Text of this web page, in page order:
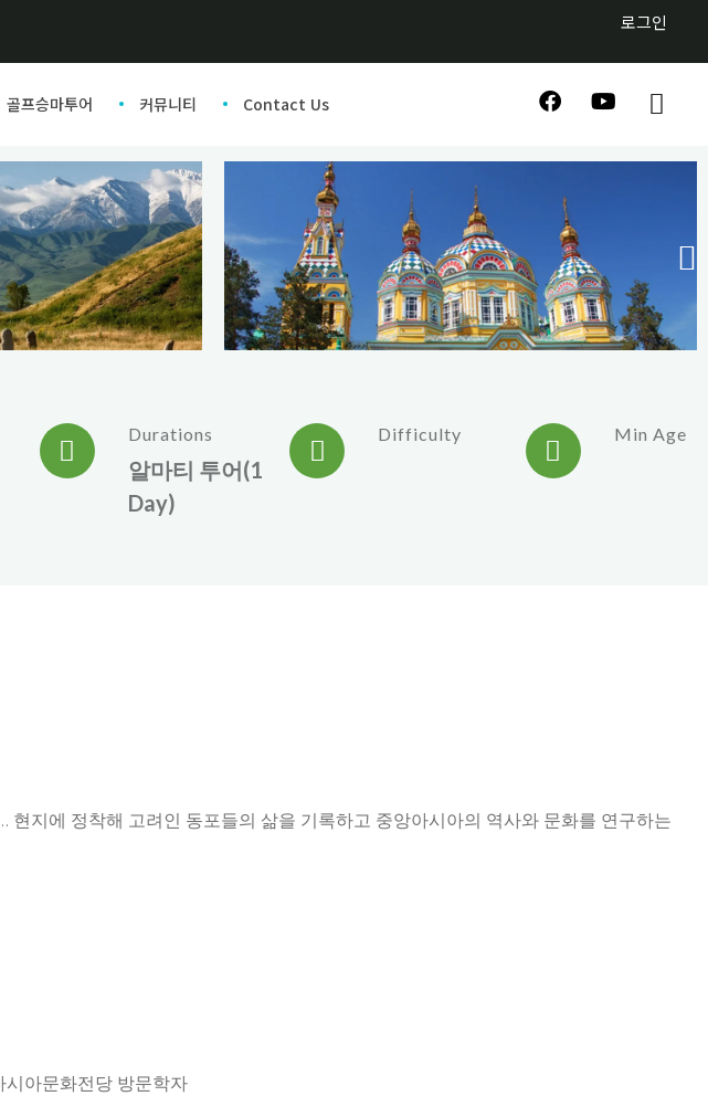
로그인
골프승마투어 커뮤니티 Contact Us
Durations
알마티 투어(1
Day)
Difficulty Min Age
지에 정착해 고려인 동포들의 삶을 기록하고 중앙아시아의 역사와 문화를 연구하는
아문화전당 방문학자